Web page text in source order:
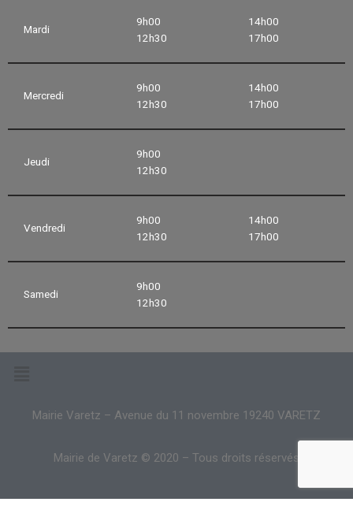
Mardi
9h00
12h30
14h00
17h00
Mercredi
9h00
12h30
14h00
17h00
Jeudi
9h00
12h30
Vendredi
9h00
12h30
14h00
17h00
Samedi
9h00
12h30
Mairie Varetz – Avenue du 11 novembre 19240 VARETZ
Mairie de Varetz © 2020 – Tous droits réservés